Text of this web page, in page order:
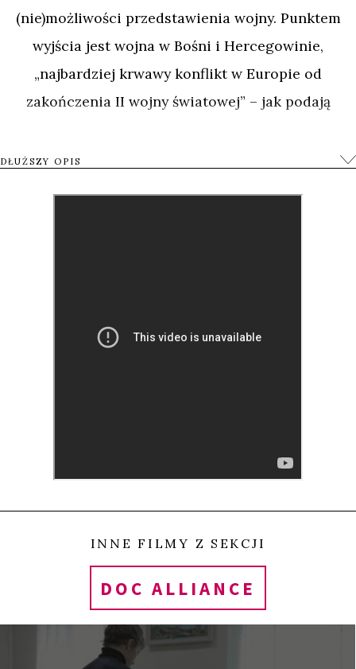
(nie)możliwości przedstawienia wojny. Punktem
wyjścia jest wojna w Bośni i Hercegowinie,
„najbardziej krwawy konflikt w Europie od
zakończenia II wojny światowej” – jak podają
znane narracje. Czy jednak ten język, traktowany
ofiar czy akademickich analiz konfliktu. Reżyserka
konfrontuje nas samych – jako obserwatorów a
zarazem konsumentów obrazów – zadając serię
retorycznych pytań i prezentując np. obrazy
niezamieszkałych, zniszczonych domów,
zarejestrowanych na taśmie VHS, których znaczenia
możemy się jedynie domyślać. Każde pytanie, a
dokładniej podpis pod obrazem na dole ekranu,
DŁUŻSZY OPIS
INNE FILMY Z SEKCJI
DOC ALLIANCE